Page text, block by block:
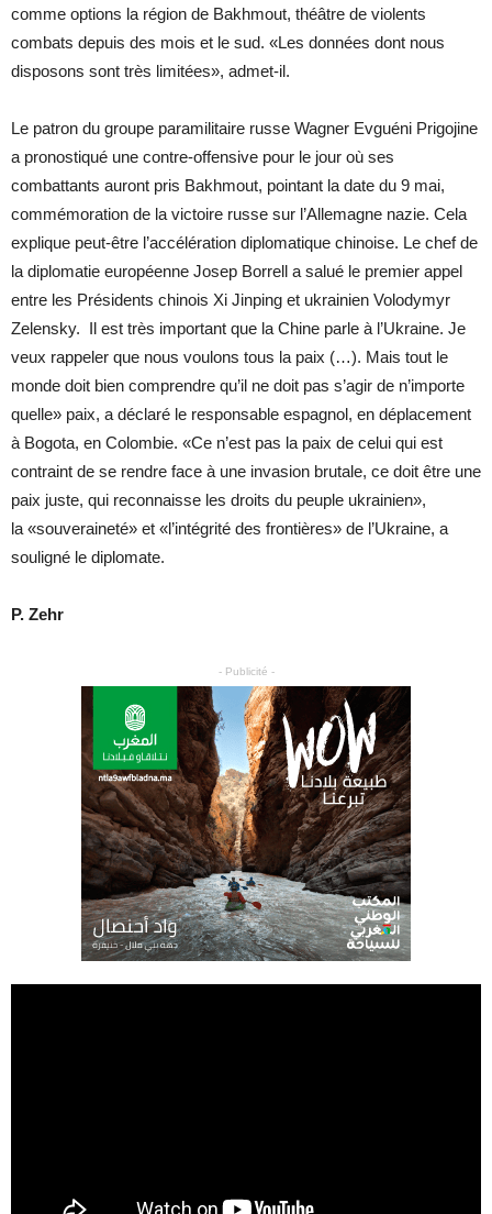
comme options la région de Bakhmout, théâtre de violents
combats depuis des mois et le sud. «Les données dont nous
disposons sont très limitées», admet-il.
Le patron du groupe paramilitaire russe Wagner Evguéni Prigojine
a pronostiqué une contre-offensive pour le jour où ses
combattants auront pris Bakhmout, pointant la date du 9 mai,
commémoration de la victoire russe sur l’Allemagne nazie. Cela
explique peut-être l’accélération diplomatique chinoise. Le chef de
la diplomatie européenne Josep Borrell a salué le premier appel
entre les Présidents chinois Xi Jinping et ukrainien Volodymyr
Zelensky. Il est très important que la Chine parle à l’Ukraine. Je
veux rappeler que nous voulons tous la paix (…). Mais tout le
monde doit bien comprendre qu’il ne doit pas s’agir de n’importe
quelle» paix, a déclaré le responsable espagnol, en déplacement
à Bogota, en Colombie. «Ce n’est pas la paix de celui qui est
contraint de se rendre face à une invasion brutale, ce doit être une
paix juste, qui reconnaisse les droits du peuple ukrainien»,
la «souveraineté» et «l’intégrité des frontières» de l’Ukraine, a
souligné le diplomate.
P. Zehr
- Publicité -